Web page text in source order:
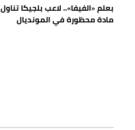
بعلم «الفيفا».. لاعب بلجيكا تناول
مادة محظورة في المونديال